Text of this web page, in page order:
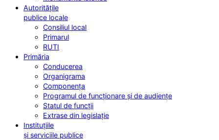
Autoritățile
publice locale
Consiliul local
Primarul
RUTI
Primăria
Conducerea
Organigrama
Componența
Programul de funcționare și de audiențe
Statul de funcții
Extrase din legislație
Instituțiile
și serviciile publice